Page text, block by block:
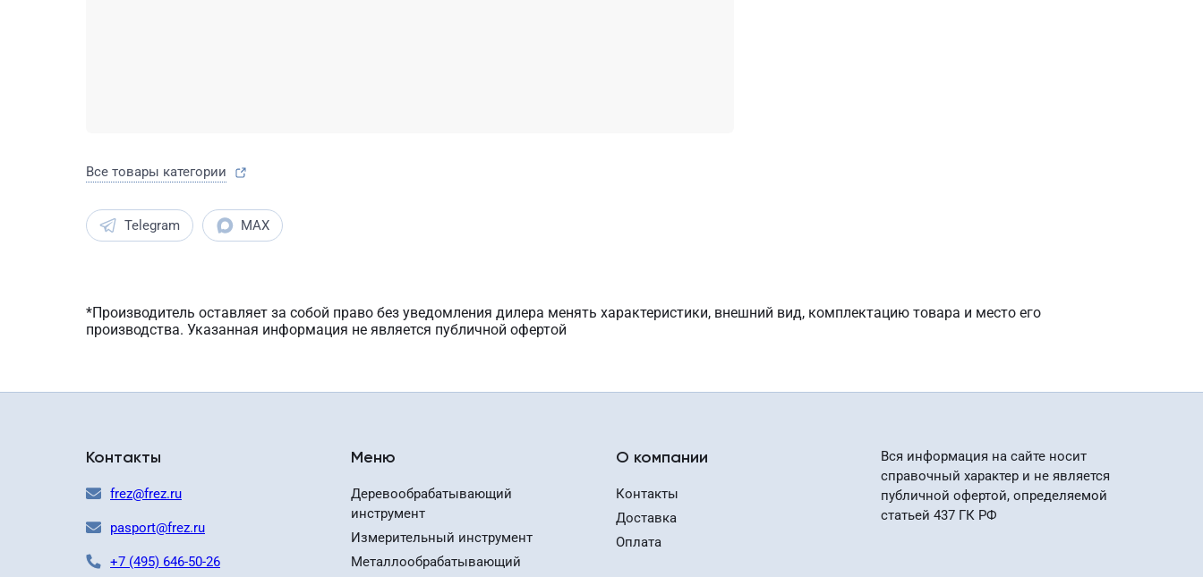
Все товары категории
Telegram MAX
*Производитель оставляет за собой право без уведомления дилера менять характеристики, внешний вид, комплектацию товара и место его
производства. Указанная информация не является публичной офертой
Контакты
frez@frez.ru
pasport@frez.ru
+7 (495) 646-50-26
Меню
Деревообрабатывающий
инструмент
Измерительный инструмент
Металлообрабатывающий
О компании
Контакты
Доставка
Оплата
Вся информация на сайте носит
справочный характер и не является
публичной офертой, определяемой
статьей 437 ГК РФ